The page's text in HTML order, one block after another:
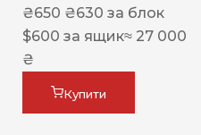
₴650 ₴630 за блок
$600 за ящик≈ 27 000
₴
Купити